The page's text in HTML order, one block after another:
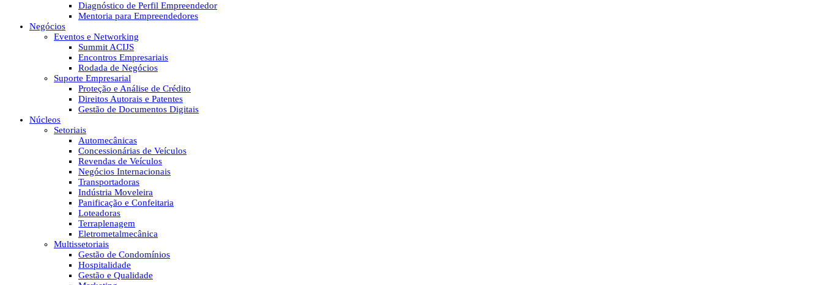
Diagnóstico de Perfil Empreendedor
Mentoria para Empreendedores
Negócios
Eventos e Networking
Summit ACIJS
Encontros Empresariais
Rodada de Negócios
Suporte Empresarial
Proteção e Análise de Crédito
Direitos Autorais e Patentes
Gestão de Documentos Digitais
Núcleos
Setoriais
Automecânicas
Concessionárias de Veículos
Revendas de Veículos
Negócios Internacionais
Transportadoras
Indústria Moveleira
Panificação e Confeitaria
Loteadoras
Terraplenagem
Eletrometalmecânica
Multissetoriais
Gestão de Condomínios
Hospitalidade
Gestão e Qualidade